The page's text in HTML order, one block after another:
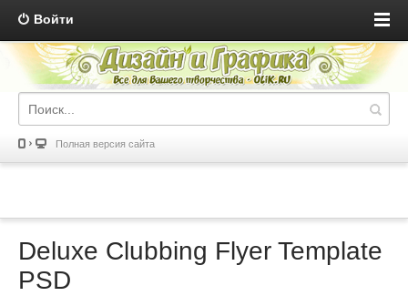
Войти
Полная версия сайта
Deluxe Clubbing Flyer Template
PSD